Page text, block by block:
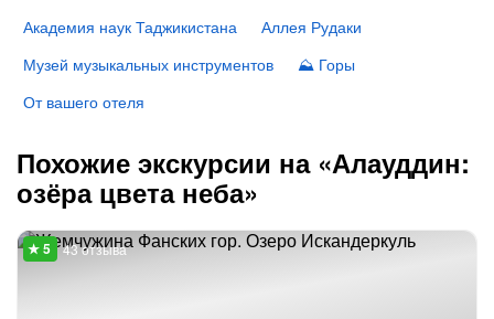
Академия наук Таджикистана
Аллея Рудаки
Музей музыкальных инструментов
⛰ Горы
От вашего отеля
Похожие экскурсии на «Алауддин:
озёра цвета неба»
43 отзыва